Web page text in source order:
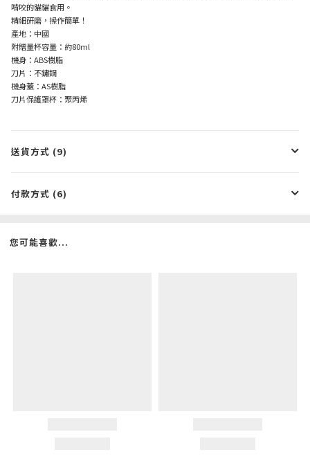
啃咬的貓貓食用。
精細研磨，操作簡單！
產地：中國
附贈量杯容量 ： 約80ml
機身： ABS樹脂
刀片：不鏽鋼
機身蓋： AS樹脂
刀片保護罩杯：聚丙烯
送貨方式 (9)
付款方式 (6)
您可能喜歡...